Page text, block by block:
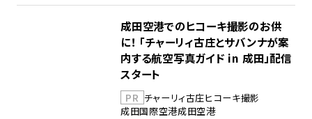
成田空港でのヒコーキ撮影のお供
に！ 「チャーリィ古庄とサバンナが案
内する航空写真ガイド in 成田」配信
スタート
PR チャーリィ古庄ヒコーキ撮影
成田国際空港成田空港